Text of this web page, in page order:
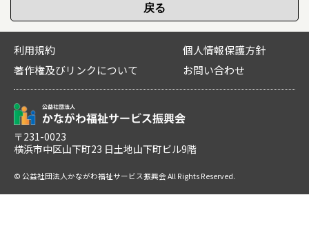
利用規約
個人情報保護方針
著作権及びリンクについて
お問い合わせ
〒231-0023
横浜市中区山下町23 日土地山下町ビル9階
© 公益社団法人かながわ福祉サービス振興会 All Rights Reserved.